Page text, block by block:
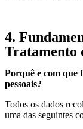
4.
Tratamento
Porquê e com que
pessoais?
Todos os dados
uma das seguintes